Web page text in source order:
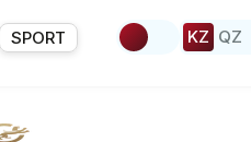
SPORT KZ QZ